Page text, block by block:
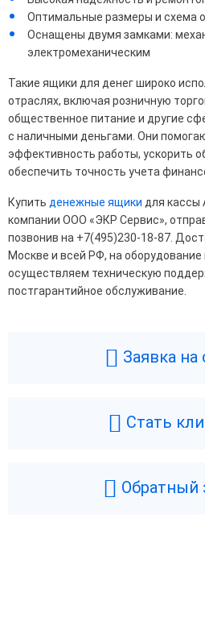
Оптимальные размеры и схема
Оснащены двумя замками:
электромеханическим
Такие ящики для денег широко
отраслях, включая розничную
общественное питание и другие
с наличными деньгами. Они
эффективность работы, ускорить
обеспечить точность учета
Купить денежные ящики для кассы
компании ООО «ЭКР Сервис»,
позвонив на +7(495)230-18-87.
Москве и всей РФ, на
осуществляем техническую
постгарантийное обслуживание.
Заявка на
Стать
Обратный